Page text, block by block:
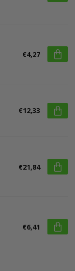
€4,27
€12,33
€21,84
€6,41